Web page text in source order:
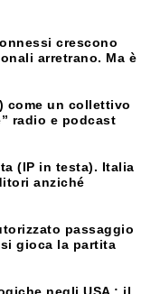
crescono
arretrano. Ma è
come un collettivo
radio e podcast
(IP in testa). Italia
anziché
passaggio
si gioca la partita